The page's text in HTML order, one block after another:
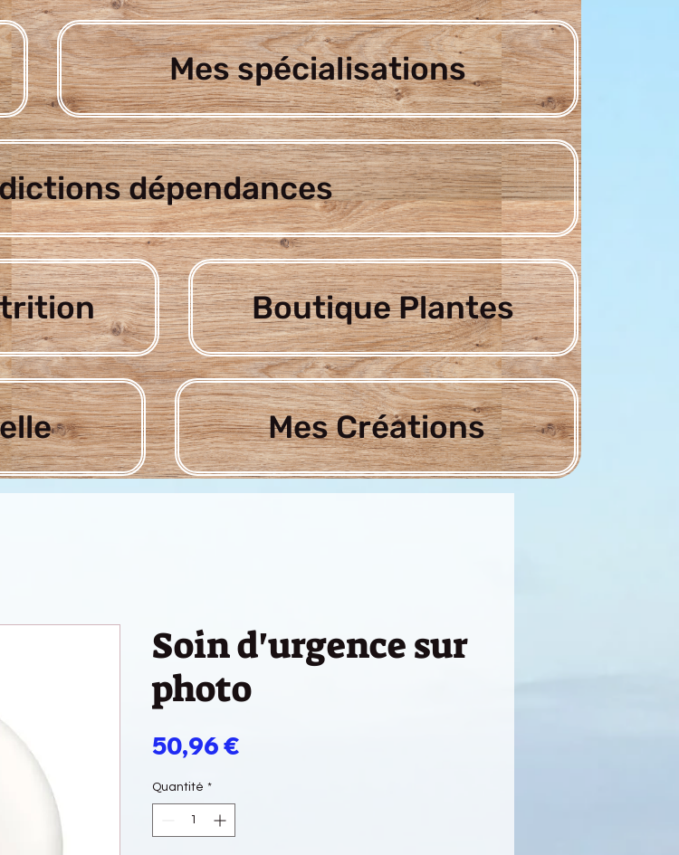
Mes spécialisations
dépendances
Boutique Plantes
Mes Créations
Soin d'urgence sur
photo
50,96 €Prix
Quantité *